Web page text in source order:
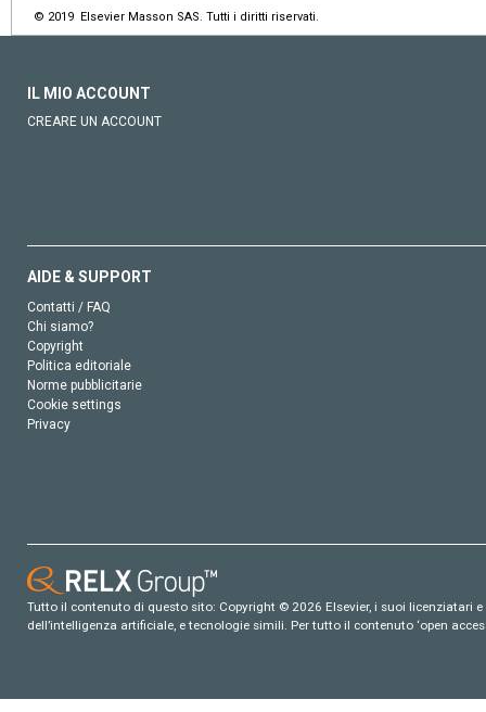
© 2019 Elsevier Masson SAS. Tutti i diritti riservati.
IL MIO ACCOUNT
CREARE UN ACCOUNT
AIDE & SUPPORT
Contatti / FAQ
Chi siamo?
Copyright
Politica editoriale
Norme pubblicitarie
Cookie settings
Privacy
Tutto il contenuto di questo sito: Copyright © 2026 Elsevier, i suoi
dell’intelligenza artificiale, e tecnologie simili. Per tutto il contenuto ‘open